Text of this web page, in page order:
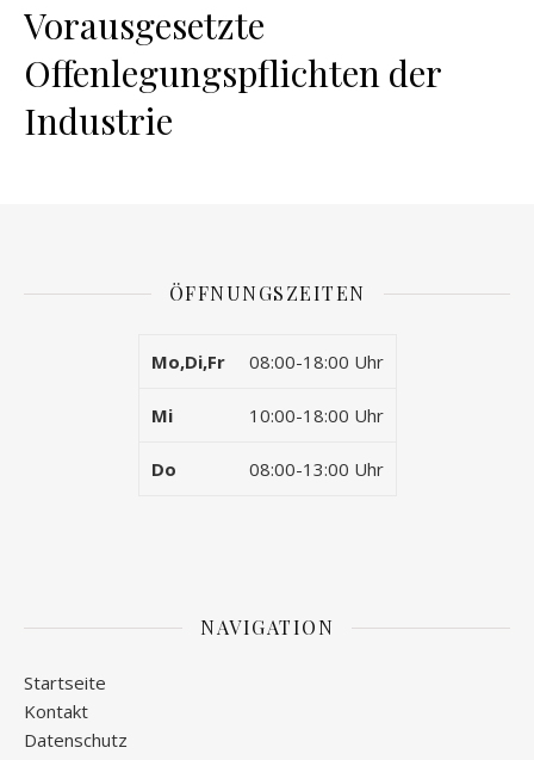
Vorausgesetzte
Offenlegungspflichten der
Industrie
ÖFFNUNGSZEITEN
Mo,Di,Fr 08:00-18:00 Uhr
Mi 10:00-18:00 Uhr
Do 08:00-13:00 Uhr
NAVIGATION
Startseite
Kontakt
Datenschutz